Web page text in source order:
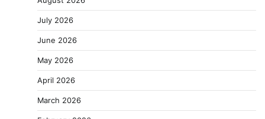
July 2026
June 2026
May 2026
April 2026
March 2026